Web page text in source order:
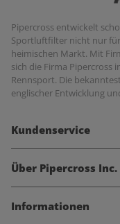
Pipercross entwickelt
Sportluftfilter nicht nur
heimischen Markt. Mit
sich die Firma Pipercross
Rennsport. Die
englischer Entwicklung
Kundenservice
Über Pipercross Inc.
Informationen